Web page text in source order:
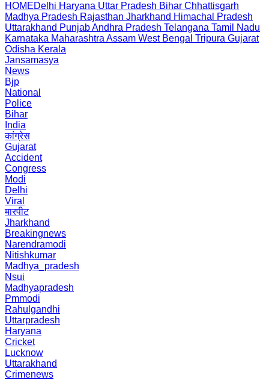
HOMEDelhi Haryana Uttar Pradesh Bihar Chhattisgarh
Madhya Pradesh Rajasthan Jharkhand Himachal Pradesh
Uttarakhand PunjabAndhra Pradesh Telangana Tamil Nadu
Karnataka Maharashtra Assam West Bengal Tripura Gujarat
Odisha Kerala
Jansamasya
News
Bjp
National
Police
Bihar
India
कांग्रेस
Gujarat
Accident
Congress
Modi
Delhi
Viral
मारपीट
Jharkhand
Breakingnews
Narendramodi
Nitishkumar
Madhya_pradesh
Nsui
Madhyapradesh
Pmmodi
Rahulgandhi
Uttarpradesh
Haryana
Cricket
Lucknow
Uttarakhand
Crimenews